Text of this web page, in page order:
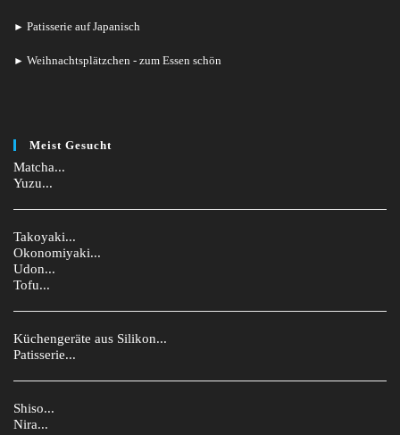
► Patisserie auf Japanisch
► Weihnachtsplätzchen - zum Essen schön
Meist Gesucht
Matcha...
Yuzu...
Takoyaki...
Okonomiyaki...
Udon...
Tofu...
Küchengeräte aus Silikon...
Patisserie...
Shiso...
Nira...